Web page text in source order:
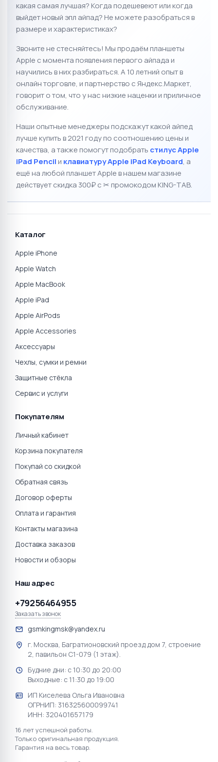
какая самая лучшая?Когда подешевеют или когда
выйдет новый эпл айпад? Не можете разобраться в
размере и характеристиках?
Звоните не стесняйтесь! Мы продаём планшеты
Apple с момента появления первого айпада и
научились в них разбираться. А 10 летний опыт в
онлайн торговле, и партнерство с Яндекс.Маркет,
говорит о том, что у нас низкие наценки и приличное
обслуживание.
Наши опытные менеджеры подскажут какой айпед
лучше купить в 2021 году по соотношению цены и
качества, а также помогут подобрать стилус Apple
iPad Pencilи клавиатуру Apple iPad Keyboard, а
ещё на любой планшет Apple в нашем магазине
действует скидка 300₽ с ✂ промокодом KING-TAB.
Каталог
Apple iPhone
Apple Watch
Apple MacBook
Apple iPad
Apple AirPods
Apple Accessories
Аксессуары
Чехлы, сумки и ремни
Защитные стёкла
Сервис и услуги
Покупателям
Личный кабинет
Корзина покупателя
Покупай со скидкой
Обратная связь
Договор оферты
Оплата и гарантия
Контакты магазина
Доставка заказов
Новости и обзоры
Наш адрес
+79256464955
Заказать звонок
gsmkingmsk@yandex.ru
г. Москва, Багратионовский проезд дом 7, строение
2, павильон С1-079 (1 этаж).
Будние дни: с 10:30 до 20:00
Выходные: с 11:30 до 19:00
ИП Киселева Ольга Ивановна
ОГРНИП: 316325600099741
ИНН: 320401657179
16 лет успешной работы.
Только оригинальная продукция.
Гарантия на весь товар.